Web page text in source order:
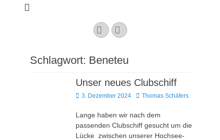
YouTubeInstagram
Schlagwort: Beneteu
Unser neues Clubschiff
Veröffentlicht
3. Dezember 2024 Autor
Thomas Schäfers
Lange haben wir nach dem
passenden Clubschiff gesucht um die
Lücke zwischen unserer Hochsee-